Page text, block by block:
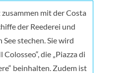
mit der Costa
der Reederei und
stechen. Sie wird
die „Piazza di
beinhalten. Zudem ist